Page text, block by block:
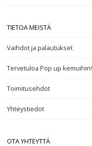
TIETOA MEISTÄ
Vaihdot ja palautukset
Tervetuloa Pop up kemuihin!
Toimitusehdot
Yhteystiedot
OTA YHTEYTTÄ